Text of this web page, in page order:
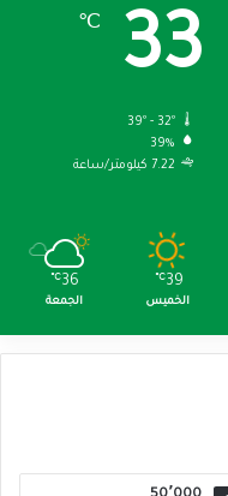
33
℃
39º - 32º
39%
7.22 كيلومتر/ساعة
39
℃
الخميس
36
℃
الجمعة